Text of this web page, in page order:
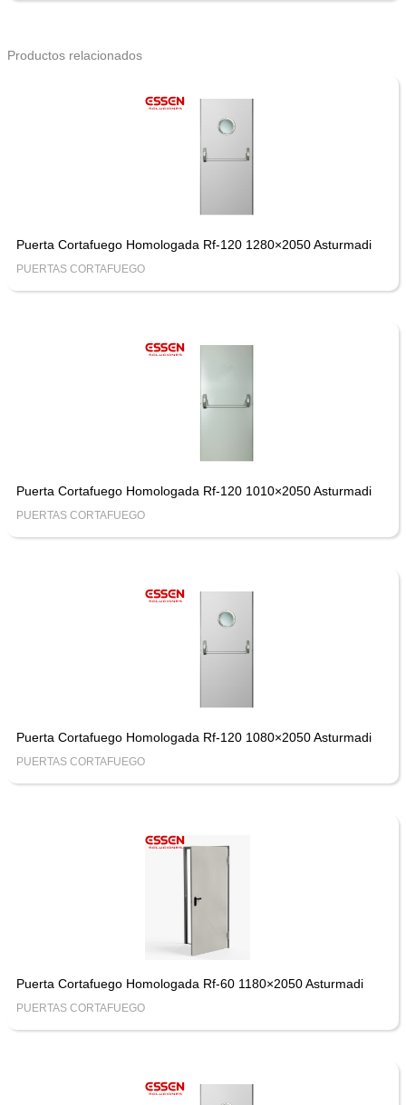
Productos relacionados
Puerta Cortafuego Homologada Rf-120 1280×2050 Asturmadi
PUERTAS CORTAFUEGO
Puerta Cortafuego Homologada Rf-120 1010×2050 Asturmadi
PUERTAS CORTAFUEGO
Puerta Cortafuego Homologada Rf-120 1080×2050 Asturmadi
PUERTAS CORTAFUEGO
Puerta Cortafuego Homologada Rf-60 1180×2050 Asturmadi
PUERTAS CORTAFUEGO